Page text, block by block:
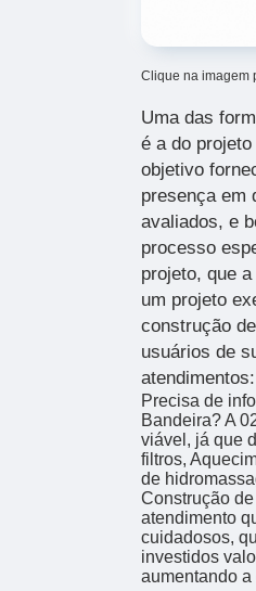
Clique na imagem
Uma das
é a do
objetivo
presença em
avaliados, e
processo
projeto, que
um projeto
construção
usuários de
atendimentos:
Precisa de
Bandeira? A
viável, já que
filtros,
de
Construção
atendimento
cuidadosos,
investidos
aumentando